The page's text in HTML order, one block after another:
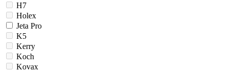
H7
Holex
Jeta Pro
K5
Kerry
Koch
Kovax